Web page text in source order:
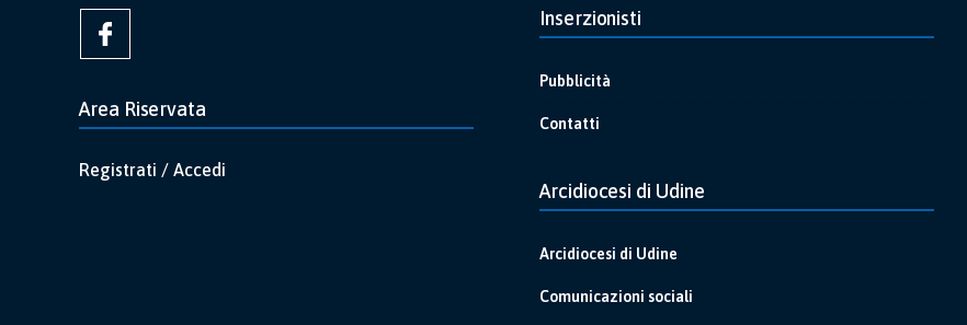
Area Riservata
Registrati / Accedi
Inserzionisti
Pubblicità
Contatti
Arcidiocesi di Udine
Arcidiocesi di Udine
Comunicazioni sociali